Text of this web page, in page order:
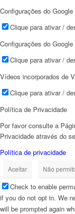
Configurações do
Clique para ativar /
Configurações do
Clique para ativar /
Vídeos incorporados de
Clique para ativar /
Política de Privacidade
Por favor consulte a
Privacidade através do
Política de privacidade
Aceitar Não
Check to enable
if you do not opt in. We
will be prompted again